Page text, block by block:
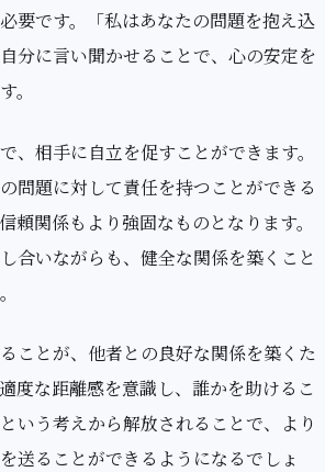
要です。「私はあなたの問題を抱え込
分に言い聞かせることで、心の安定を
。
、相手に自立を促すことができます。
問題に対して責任を持つことができる
頼関係もより強固なものとなります。
合いながらも、健全な関係を築くこと
ことが、他者との良好な関係を築くた
度な距離感を意識し、誰かを助けるこ
いう考えから解放されることで、より
送ることができるようになるでしょ